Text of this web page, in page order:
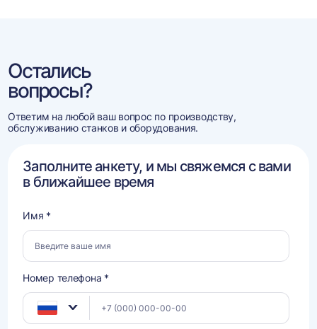
Остались
вопросы?
Ответим на любой ваш вопрос по производству,
обслуживанию станков и оборудования.
Заполните анкету, и мы свяжемся с вами
в ближайшее время
Имя *
Номер телефона *